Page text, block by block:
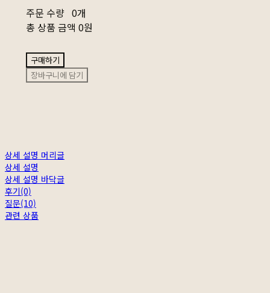
주문 수량 0개
총 상품 금액 0원
구매하기
장바구니에 담기
상세 설명 머리글
상세 설명
상세 설명 바닥글
후기(0)
질문(10)
관련 상품